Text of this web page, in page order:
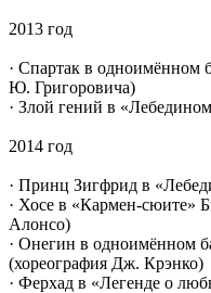
2013 год
· Спартак в одноимённом
Ю. Григоровича)
· Злой гений в
2014 год
· Принц Зигфрид в
· Хосе в «Кармен-сюите»
Алонсо)
· Онегин в одноимённом
(хореография Дж. Крэнко)
· Ферхад в «Легенде о